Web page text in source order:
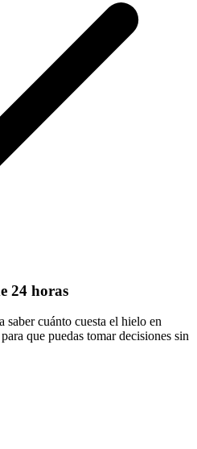
24 horas
saber cuánto cuesta el hielo en
que puedas tomar decisiones sin